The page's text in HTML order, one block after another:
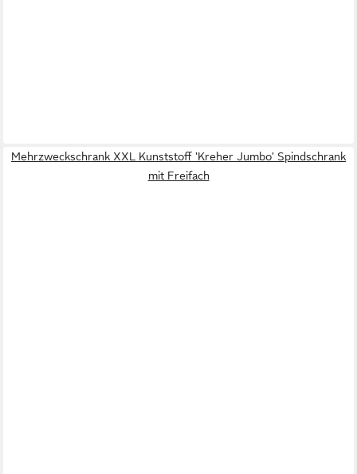
Mehrzweckschrank XXL Kunststoff 'Kreher Jumbo' Spindschrank
mit Freifach